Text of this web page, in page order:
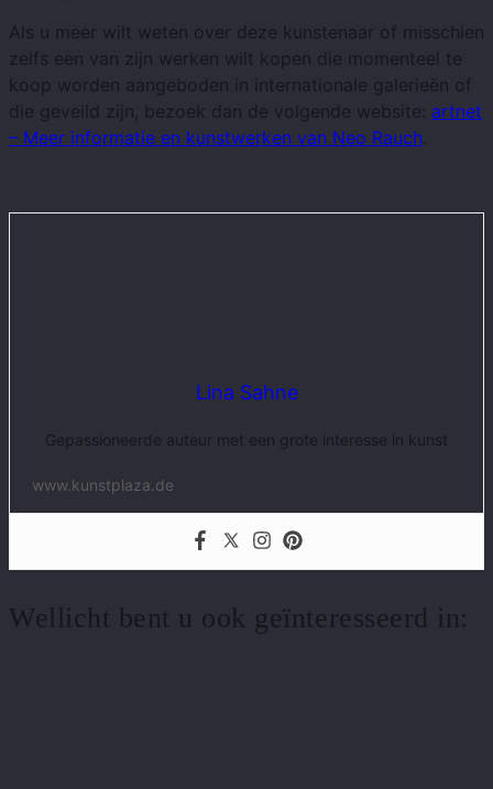
Als u meer wilt weten over deze kunstenaar of misschien
zelfs een van zijn werken wilt kopen die momenteel te
koop worden aangeboden in internationale galerieën of
die geveild zijn, bezoek dan de volgende website: artnet
– Meer informatie en kunstwerken van Neo Rauch.
Lina Sahne
Gepassioneerde auteur met een grote interesse in kunst
www.kunstplaza.de
Wellicht bent u ook geïnteresseerd in: